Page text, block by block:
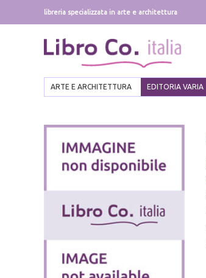
libreria specializzata in arte e architettura
ARTE E ARCHITETTURA EDITORIA VARIA